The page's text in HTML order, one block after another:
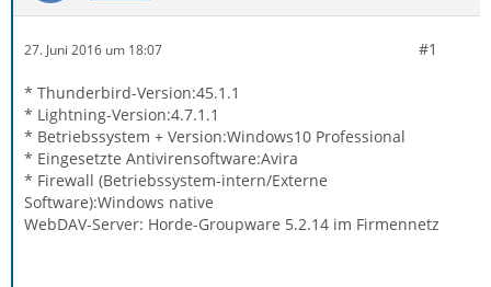
27. Juni 2016 um 18:07 #1
* Thunderbird-Version:45.1.1
* Lightning-Version:4.7.1.1
* Betriebssystem + Version:Windows10 Professional
* Eingesetzte Antivirensoftware:Avira
* Firewall (Betriebssystem-intern/Externe
Software):Windows native
WebDAV-Server: Horde-Groupware 5.2.14 im Firmennetz